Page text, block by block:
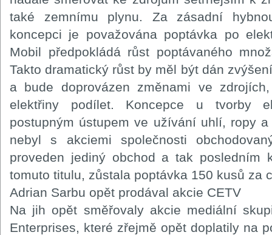
také zemnímu plynu. Za zásadní
koncepci je považována poptávka po
Mobil předpokládá růst poptávaného
Takto dramatický růst by měl být dán
a bude doprovázen změnami ve
elektřiny podílet. Koncepce u tvorby
postupným ústupem ve užívání uhlí, ropy
nebyl s akciemi společnosti
proveden jediný obchod a tak posledním
tomuto titulu, zůstala poptávka 150 kusů za
Adrian Sarbu opět prodával akcie CETV
Na jih opět směřovaly akcie mediální
Enterprises, které zřejmě opět doplatily na